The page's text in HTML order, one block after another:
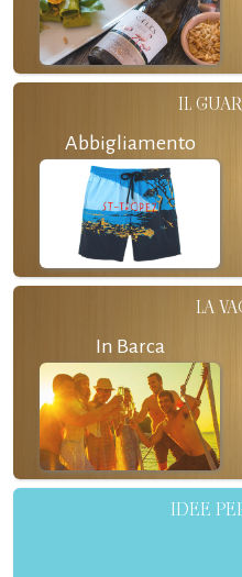
IL
Abbigliamento
LA
In Barca
IDEE